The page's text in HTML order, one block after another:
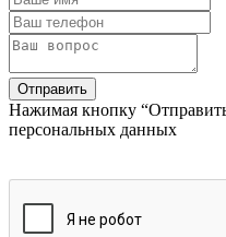
Нажимая кнопку
персональных данных